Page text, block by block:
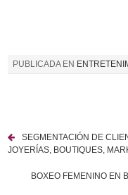
PUBLICADA EN
N
SEGMENTACIÓN DE
JOYERÍAS, BOUTIQUES,
BOXEO FEMENINO EN